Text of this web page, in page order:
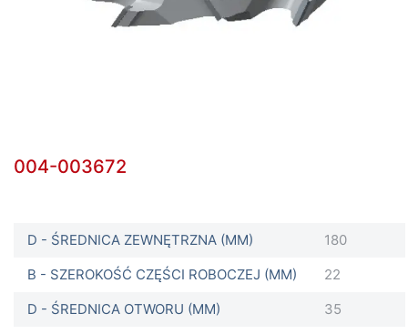
004-003672
D - ŚREDNICA ZEWNĘTRZNA (MM)
180
B - SZEROKOŚĆ CZĘŚCI ROBOCZEJ (MM)
22
D - ŚREDNICA OTWORU (MM)
35